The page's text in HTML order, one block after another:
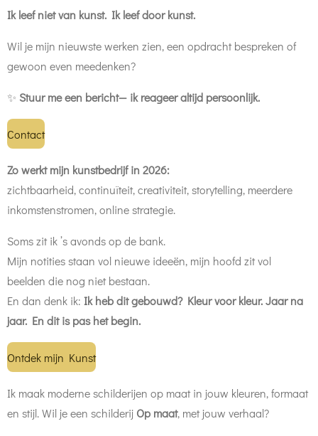
Ik leef niet van kunst. Ik leef door kunst.
Wil je mijn nieuwste werken zien, een opdracht bespreken of
gewoon even meedenken?
✨ Stuur me een bericht— ik reageer altijd persoonlijk.
Contact
Zo werkt mijn kunstbedrijf in 2026:
zichtbaarheid, continuïteit, creativiteit, storytelling, meerdere
inkomstenstromen, online strategie.
Soms zit ik ’s avonds op de bank.
Mijn notities staan vol nieuwe ideeën, mijn hoofd zit vol
beelden die nog niet bestaan.
En dan denk ik: Ik heb dit gebouwd? Kleur voor kleur. Jaar na
jaar. En dit is pas het begin.
Ontdek mijn Kunst
Ik maak moderne schilderijen op maat in jouw kleuren, formaat
en stijl. Wil je een schilderij Op maat, met jouw verhaal?